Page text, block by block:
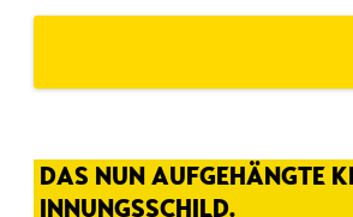
DAS NUN AUFGEHÄNGTE
INNUNGSSCHILD.